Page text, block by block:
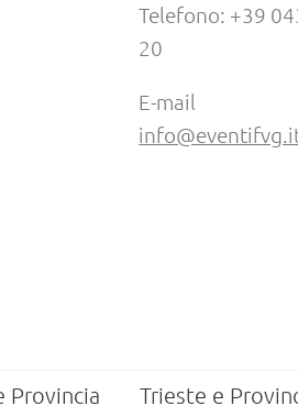
Telefono: +39
20
E-mail
Provincia Trieste e